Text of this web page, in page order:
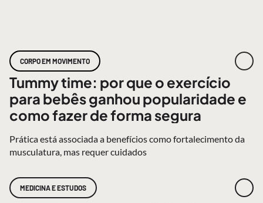
CORPO EM MOVIMENTO
Tummy time: por que o exercício
para bebês ganhou popularidade e
como fazer de forma segura
Prática está associada a benefícios como fortalecimento da
musculatura, mas requer cuidados
MEDICINA E ESTUDOS